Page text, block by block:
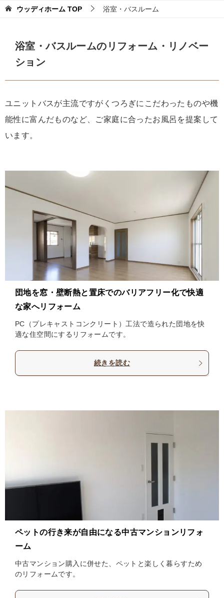
ウッディホーム TOP 浴室・バスルーム
浴室・バスルームのリフォーム・リノベー
ション
ユニットバスが主流ですがくつろぎにこだわったものや機
能性に富んだものなど、ご家庭に合ったお風呂を提案して
います。
団地を窓・壁断熱と置床でのバリアフリー化で快適
な家へリフォーム
PC（プレキャストコンクリート）工法で造られた団地を快
適な住空間にするリフォームです。
続きを読む
ペットの行き来が自由になる中古マンションリフォ
ーム
中古マンション購入に併せた、ペットと楽しく暮らすため
のリフォームです。